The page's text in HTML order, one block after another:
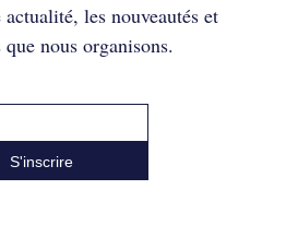
les nouveautés et
que nous organisons.